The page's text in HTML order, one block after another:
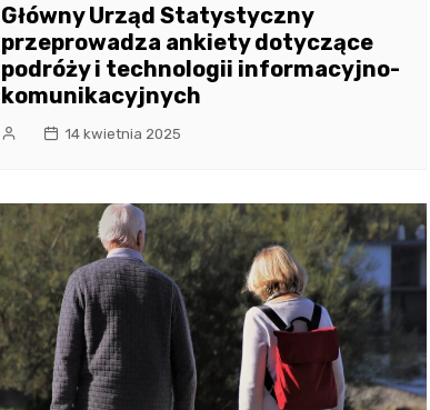
Główny Urząd Statystyczny
przeprowadza ankiety dotyczące
podróży i technologii informacyjno-
komunikacyjnych
14 kwietnia 2025